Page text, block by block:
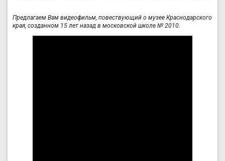
Предлагаем Вам видеофильм, повествующий о музее Краснодарского
края, созданном 15 лет назад в московской школе № 2010.